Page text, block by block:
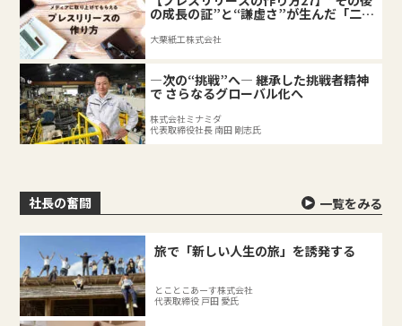
の成長の証”と“謙虚さ”が生んだ「二匹
目のドジョウ」
大栗紙工株式会社
―次の“挑戦”へ― 継承した挑戦者精神
で さらなるグローバル化へ
株式会社ミナミダ
代表取締役社長 南田 剛志氏
社長の奮闘 一覧をみる
旅で「新しい人生の旅」を誘発する
とことこあーす株式会社
代表取締役 戸田 愛氏